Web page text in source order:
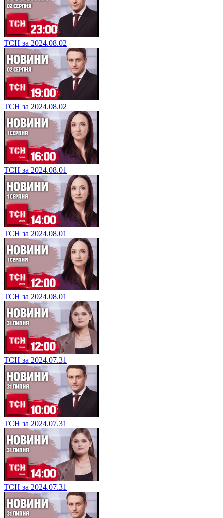
ТСН за 2024.08.02
ТСН за 2024.08.02
ТСН за 2024.08.01
ТСН за 2024.08.01
ТСН за 2024.08.01
ТСН за 2024.07.31
ТСН за 2024.07.31
ТСН за 2024.07.31